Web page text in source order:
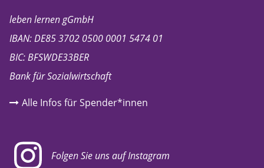
leben lernen gGmbH
IBAN: DE85 3702 0500 0001 5474 01
BIC: BFSWDE33BER
Bank für Sozialwirtschaft
Alle Infos für Spender*innen
Folgen Sie uns auf Instagram